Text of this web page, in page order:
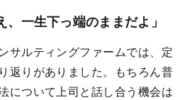
、一生下っ端のままだよ」
サルティングファームでは、定
返りがありました。もちろん普
について上司と話し合う機会は